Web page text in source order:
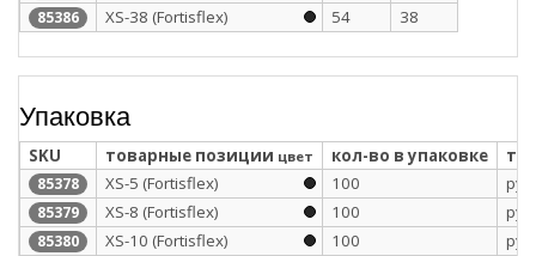
85386 XS-38 (Fortisflex) 54 38
Упаковка
SKU товарные позиции цвет кол-во в упаковке
85378 XS-5 (Fortisflex) 100
85379 XS-8 (Fortisflex) 100
85380 XS-10 (Fortisflex) 100